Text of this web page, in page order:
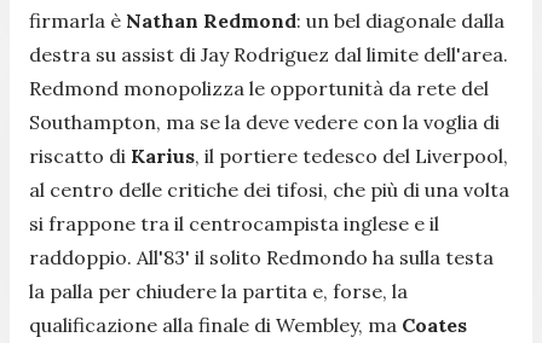
firmarla è Nathan Redmond: un bel diagonale dalla
destra su assist di Jay Rodriguez dal limite dell'area.
Redmond monopolizza le opportunità da rete del
Southampton, ma se la deve vedere con la voglia di
riscatto di Karius, il portiere tedesco del Liverpool,
al centro delle critiche dei tifosi, che più di una volta
si frappone tra il centrocampista inglese e il
raddoppio. All'83' il solito Redmondo ha sulla testa
la palla per chiudere la partita e, forse, la
qualificazione alla finale di Wembley, ma Coates